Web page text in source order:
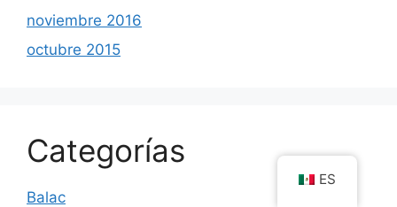
noviembre 2016
octubre 2015
Categorías
Balac
ES